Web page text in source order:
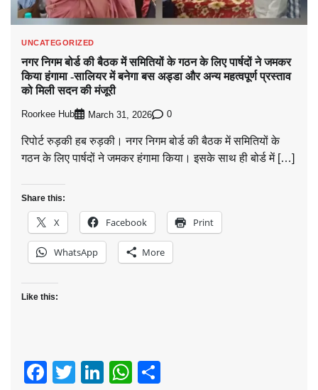
UNCATEGORIZED
नगर निगम बोर्ड की बैठक में समितियों के गठन के लिए पार्षदों ने जमकर
किया हंगामा -सालियर में बनेगा बस अड्डा और अन्य महत्वपूर्ण प्रस्ताव
को मिली सदन की मंजूरी
Roorkee Hub March 31, 2026 0
रिपोर्ट रुड़की हब रुड़की। नगर निगम बोर्ड की बैठक में समितियों के
गठन के लिए पार्षदों ने जमकर हंगामा किया। इसके साथ ही बोर्ड में […]
Share this:
X Facebook Print
WhatsApp More
Like this:
Facebook
TwitterLinkedIn
WhatsApp